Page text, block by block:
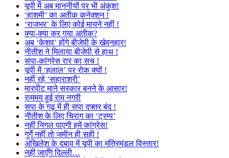
यूपी में अब माननीयों पर भी अंकुश!
‘हाशमी’ का अतीक कनेक्शन !
‘राजभर’ के लिए कोई मायने नहीं !
क्या-क्या कर गया अतीक?
अब ‘केशव’ होंगे बीजेपी के खेवनहार!
नीतीश ने मिलाया बीजेपी से हाथ !
सपा-कांग्रेस रार का सच !
यूपी में ‘हलाल’ पर रोक क्यों !
नहीं रहे ‘सहाराश्री’
मारपीट माने सरकार बनने के आसार!
राममय हुई राम नगरी
सपा के गढ़ में ही सपा दफ्तर बंद !
नीतीश के लिए चिराग का ‘ट्रम्प’
नहीं निगल पाएगी हमें कांग्रेस!
गुर्गे नहीं तो जमीन ही सही !
अखिलेश के दबाव में यूपी का मंत्रिमंडल विस्तार!
नहीं जाएँगे दिल्ली…